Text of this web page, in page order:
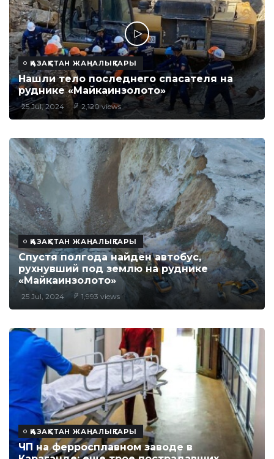
ҚАЗАҚСТАН ЖАҢАЛЫҚТАРЫ
Нашли тело последнего спасателя на
руднике «Майкаинзолото»
25 Jul, 2024 2,120 views
ҚАЗАҚСТАН ЖАҢАЛЫҚТАРЫ
Спустя полгода найден автобус,
рухнувший под землю на руднике
«Майкаинзолото»
25 Jul, 2024 1,993 views
ҚАЗАҚСТАН ЖАҢАЛЫҚТАРЫ
ЧП на ферросплавном заводе в